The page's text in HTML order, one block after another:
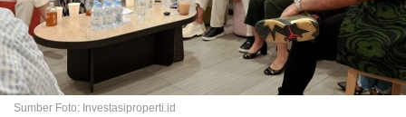
Sumber Foto: Investasiproperti.id